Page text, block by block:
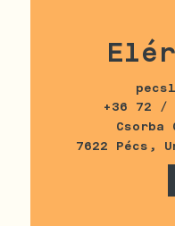
+36 72 /
Csorba
7622 Pécs,